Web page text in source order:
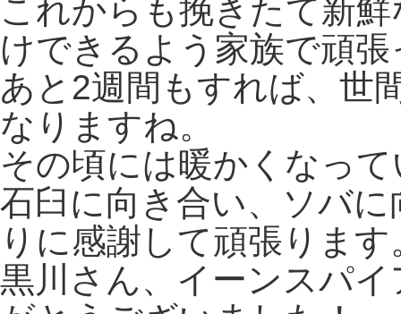
これからも挽きたて新
けできるよう家族で頑
あと2週間もすれば、世
なりますね。
その頃には暖かくなっ
石臼に向き合い、ソバ
りに感謝して頑張ります
黒川さん、イーンスパ